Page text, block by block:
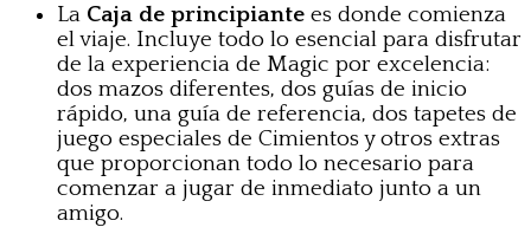
La Caja de principiante es donde comienza
el viaje. Incluye todo lo esencial para disfrutar
de la experiencia de Magic por excelencia:
dos mazos diferentes, dos guías de inicio
rápido, una guía de referencia, dos tapetes de
juego especiales de Cimientos y otros extras
que proporcionan todo lo necesario para
comenzar a jugar de inmediato junto a un
amigo.